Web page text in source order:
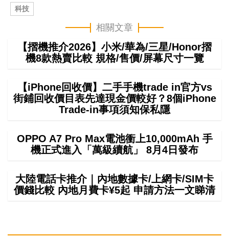
科技
相關文章
【摺機推介2026】小米/華為/三星/Honor摺
機8款熱賣比較 規格/售價/屏幕尺寸一覽
【iPhone回收價】二手手機trade in官方vs
街鋪回收價目表先達現金價較好？8個iPhone
Trade-in事項須知保私隱
OPPO A7 Pro Max電池衝上10,000mAh 手
機正式進入「萬級續航」 8月4日發布
大陸電話卡推介｜內地數據卡/上網卡/SIM卡
價錢比較 內地月費卡¥5起 申請方法一文睇清